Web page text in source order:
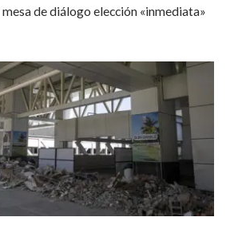
de diálogo elección «inmediata»